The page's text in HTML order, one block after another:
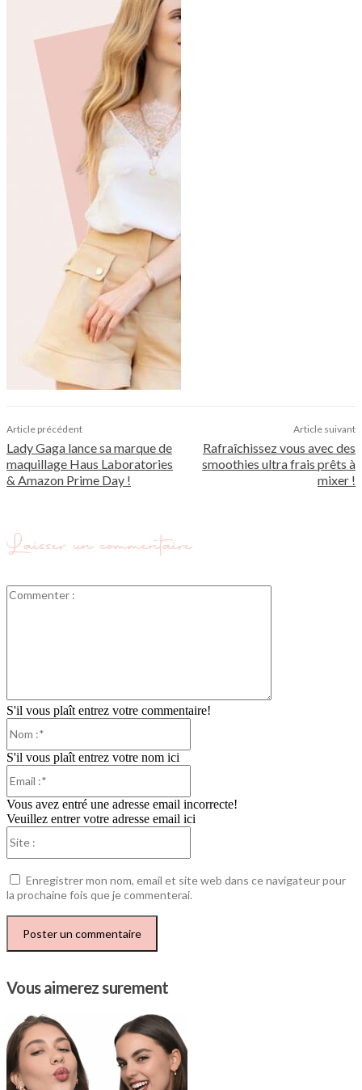
Article précédent
Lady Gaga lance sa marque de
maquillage Haus Laboratories
& Amazon Prime Day !
Article suivant
Rafraîchissez vous avec des
smoothies ultra frais prêts à
mixer !
Laisser un commentaire
S'il vous plaît entrez votre commentaire!
S'il vous plaît entrez votre nom ici
Vous avez entré une adresse email incorrecte!
Veuillez entrer votre adresse email ici
Enregistrer mon nom, email et site web dans ce navigateur pour
la prochaine fois que je commenterai.
Vous aimerez surement